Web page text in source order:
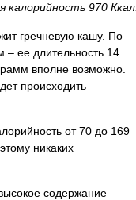
калорийность 970 Ккал.
гречневую кашу. По
– ее длительность 14
вполне возможно.
происходить
от 70 до 169
никаких
содержание